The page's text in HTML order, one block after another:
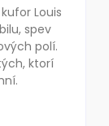
Louis
spev
polí.
ktorí